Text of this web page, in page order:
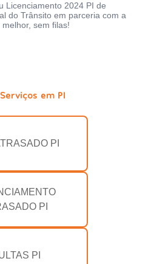
Licenciamento 2024 PI de
do Trânsito em parceria com a
sem filas!
em PI
PI
PI
PI